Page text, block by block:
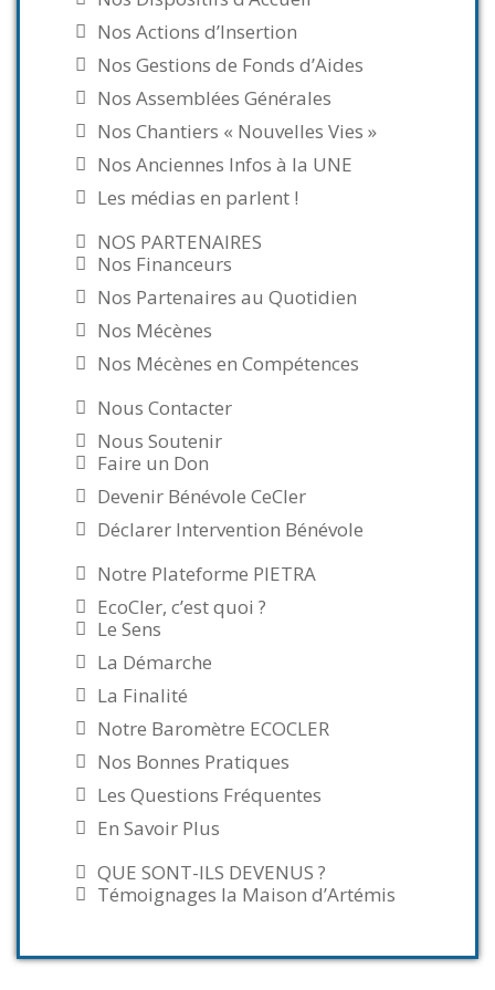
Nos Actions d’Insertion
Nos Gestions de Fonds d’Aides
Nos Assemblées Générales
Nos Chantiers « Nouvelles Vies »
Nos Anciennes Infos à la UNE
Les médias en parlent !
NOS PARTENAIRES
Nos Financeurs
Nos Partenaires au Quotidien
Nos Mécènes
Nos Mécènes en Compétences
Nous Contacter
Nous Soutenir
Faire un Don
Devenir Bénévole CeCler
Déclarer Intervention Bénévole
Notre Plateforme PIETRA
EcoCler, c’est quoi ?
Le Sens
La Démarche
La Finalité
Notre Baromètre ECOCLER
Nos Bonnes Pratiques
Les Questions Fréquentes
En Savoir Plus
QUE SONT-ILS DEVENUS ?
Témoignages la Maison d’Artémis